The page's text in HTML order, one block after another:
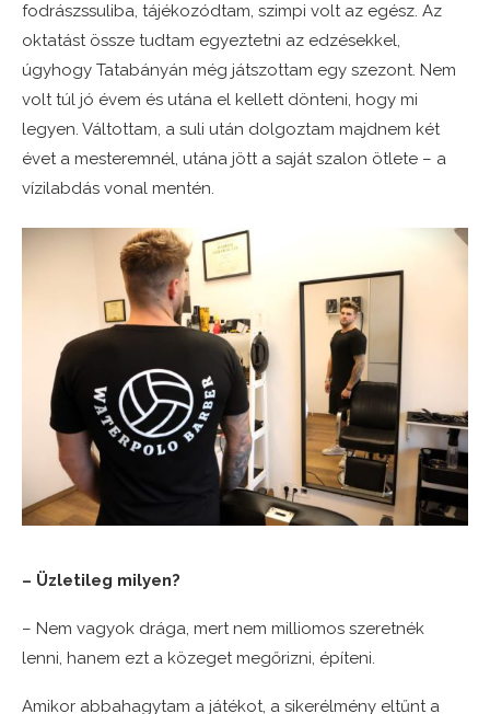
fodrászssuliba, tájékozódtam, szimpi volt az egész. Az
oktatást össze tudtam egyeztetni az edzésekkel,
úgyhogy Tatabányán még játszottam egy szezont. Nem
volt túl jó évem és utána el kellett dönteni, hogy mi
legyen. Váltottam, a suli után dolgoztam majdnem két
évet a mesteremnél, utána jött a saját szalon ötlete – a
vízilabdás vonal mentén.
– Üzletileg milyen?
– Nem vagyok drága, mert nem milliomos szeretnék
lenni, hanem ezt a közeget megőrizni, építeni.
Amikor abbahagytam a játékot, a sikerélmény eltűnt a